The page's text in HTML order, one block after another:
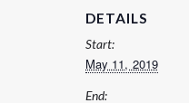
DETAILS
Start:
May 11, 2019
End: